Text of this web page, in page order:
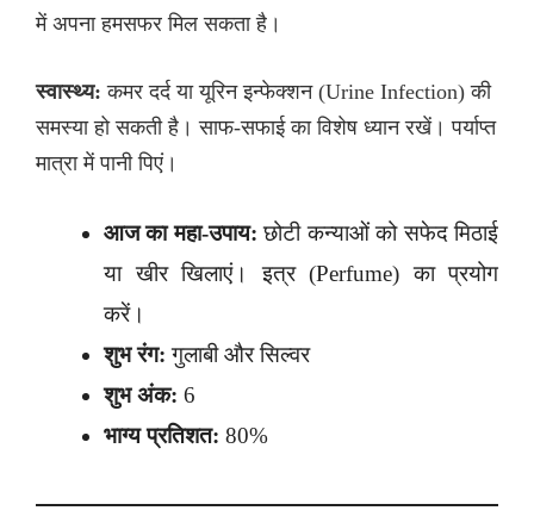
में अपना हमसफर मिल सकता है।
स्वास्थ्य: कमर दर्द या यूरिन इन्फेक्शन (Urine Infection) की
समस्या हो सकती है। साफ-सफाई का विशेष ध्यान रखें। पर्याप्त
मात्रा में पानी पिएं।
आज का महा-उपाय: छोटी कन्याओं को सफेद मिठाई
या खीर खिलाएं। इत्र (Perfume) का प्रयोग
करें।
शुभ रंग: गुलाबी और सिल्वर
शुभ अंक: 6
भाग्य प्रतिशत: 80%